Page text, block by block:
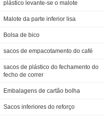
plástico levante-se o malote
Malote da parte inferior lisa
Bolsa de bico
sacos de empacotamento do café
sacos de plástico do fechamento do
fecho de correr
Embalagens de cartão bolha
Sacos inferiores do reforço